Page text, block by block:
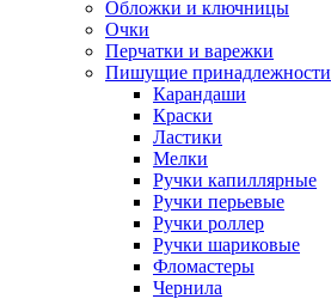
Обложки и ключницы
Очки
Перчатки и варежки
Пишущие принадлежности
Карандаши
Краски
Ластики
Мелки
Ручки капиллярные
Ручки перьевые
Ручки роллер
Ручки шариковые
Фломастеры
Чернила